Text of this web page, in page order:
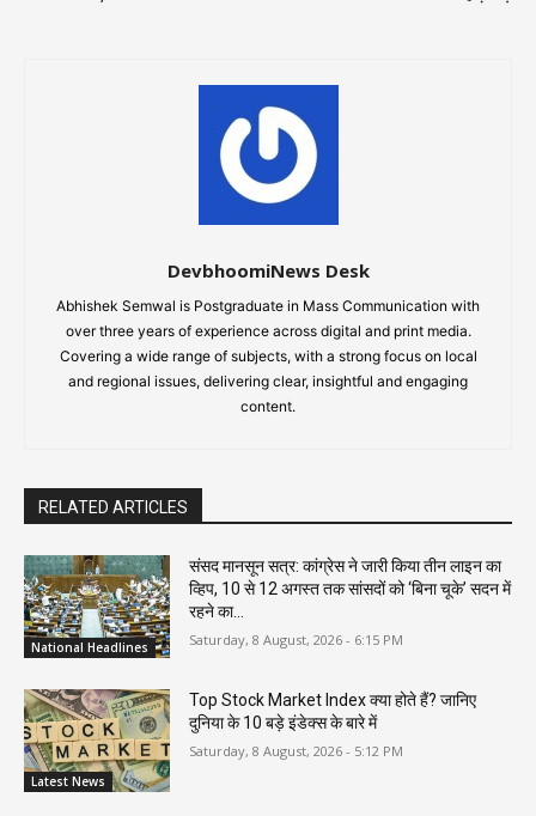
DevbhoomiNews Desk
Abhishek Semwal is Postgraduate in Mass Communication with
over three years of experience across digital and print media.
Covering a wide range of subjects, with a strong focus on local
and regional issues, delivering clear, insightful and engaging
content.
RELATED ARTICLES
National Headlines
संसद मानसून सत्र: कांग्रेस ने जारी किया तीन लाइन का
व्हिप, 10 से 12 अगस्त तक सांसदों को ‘बिना चूके’ सदन में
रहने का...
Saturday, 8 August, 2026 - 6:15 PM
Latest News
Top Stock Market Index क्या होते हैं? जानिए
दुनिया के 10 बड़े इंडेक्स के बारे में
Saturday, 8 August, 2026 - 5:12 PM